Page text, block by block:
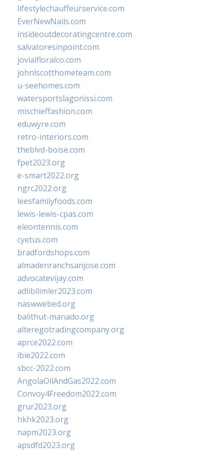
lifestylechauffeurservice.com
EverNewNails.com
insideoutdecoratingcentre.com
salvatoresinpoint.com
jovialfloralco.com
johnlscotthometeam.com
u-seehomes.com
watersportslagonissi.com
mischieffashion.com
eduwyre.com
retro-interiors.com
theblvd-boise.com
fpet2023.org
e-smart2022.org
ngrc2022.org
leesfamilyfoods.com
lewis-lewis-cpas.com
eleontennis.com
cyetus.com
bradfordshops.com
almadenranchsanjose.com
advocatevijay.com
adlibilimler2023.com
naswwebed.org
balithut-manado.org
alteregotradingcompany.org
aprce2022.com
ibie2022.com
sbcc-2022.com
AngolaOilAndGas2022.com
Convoy4Freedom2022.com
grur2023.org
hkhk2023.org
napm2023.org
apsdfd2023.org